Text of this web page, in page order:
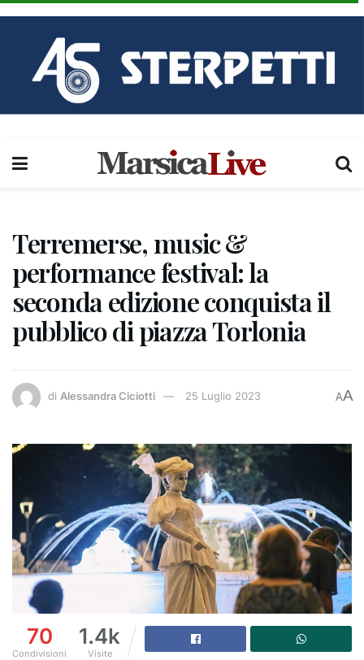
Terremerse, music &
performance festival: la
seconda edizione conquista il
pubblico di piazza Torlonia
di Alessandra Ciciotti 25 Luglio 2023 AA
70
Condivisioni
1.4k
Visite